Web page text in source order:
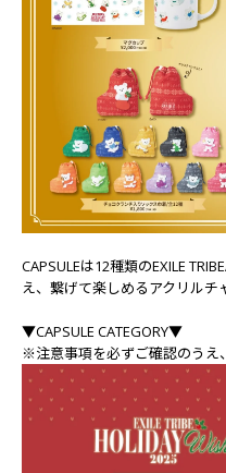
CAPSULEは12種類のEXILE
え、繋げて楽しめるアクリル
▼CAPSULE CATEGORY▼
※注意事項を必ずご確認のうえ